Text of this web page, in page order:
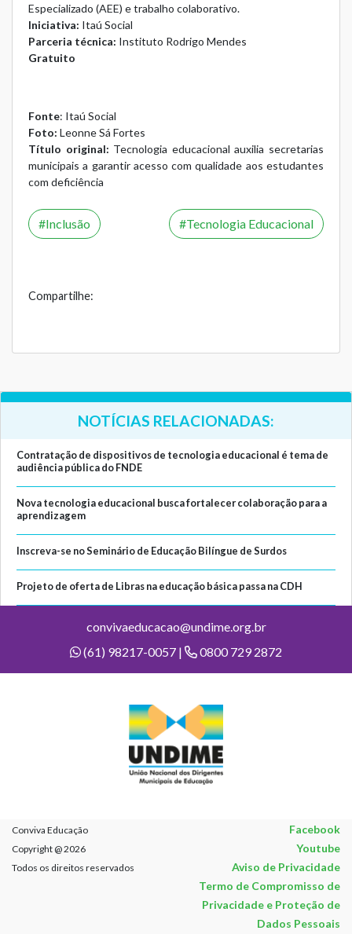
Especializado (AEE) e trabalho colaborativo.
Iniciativa: Itaú Social
Parceria técnica: Instituto Rodrigo Mendes
Gratuito
Fonte: Itaú Social
Foto: Leonne Sá Fortes
Título original: Tecnologia educacional auxilia secretarias
municipais a garantir acesso com qualidade aos estudantes
com deficiência
Inclusão Tecnologia Educacional
Compartilhe:
NOTÍCIAS RELACIONADAS:
Contratação de dispositivos de tecnologia educacional é tema de
audiência pública do FNDE
Nova tecnologia educacional busca fortalecer colaboração para a
aprendizagem
Inscreva-se no Seminário de Educação Bilíngue de Surdos
Projeto de oferta de Libras na educação básica passa na CDH
convivaeducacao@undime.org.br
(61) 98217-0057 |
0800 729 2872
Conviva Educação Facebook
Copyright @ 2026 Youtube
Todos os direitos reservados
Aviso de Privacidade
Termo de Compromisso de
Privacidade e Proteção de
Dados Pessoais